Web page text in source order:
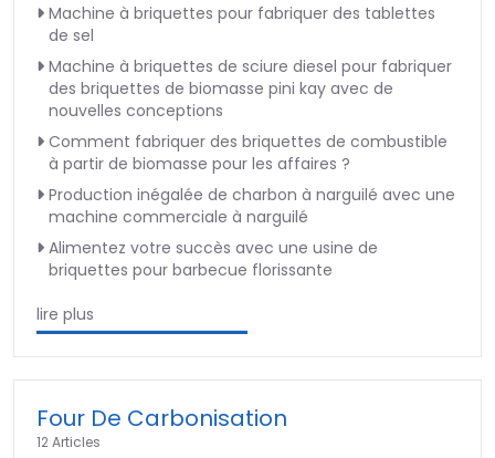
Machine à briquettes pour fabriquer des tablettes
de sel
Machine à briquettes de sciure diesel pour fabriquer
des briquettes de biomasse pini kay avec de
nouvelles conceptions
Comment fabriquer des briquettes de combustible
à partir de biomasse pour les affaires ?
Production inégalée de charbon à narguilé avec une
machine commerciale à narguilé
Alimentez votre succès avec une usine de
briquettes pour barbecue florissante
lire plus
Four De Carbonisation
12 Articles